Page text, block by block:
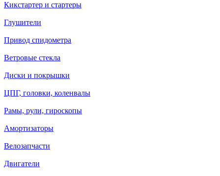
Кикстартер и стартеры
Глушители
Привод спидометра
Ветровые стекла
Диски и покрышки
ЦПГ, головки, коленвалы
Рамы, рули, гироскопы
Амортизаторы
Велозапчасти
Двигатели